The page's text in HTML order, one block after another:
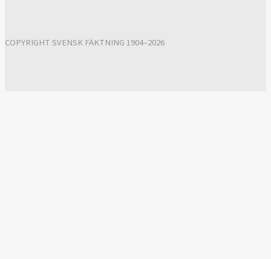
COPYRIGHT SVENSK FÄKTNING 1904–2026